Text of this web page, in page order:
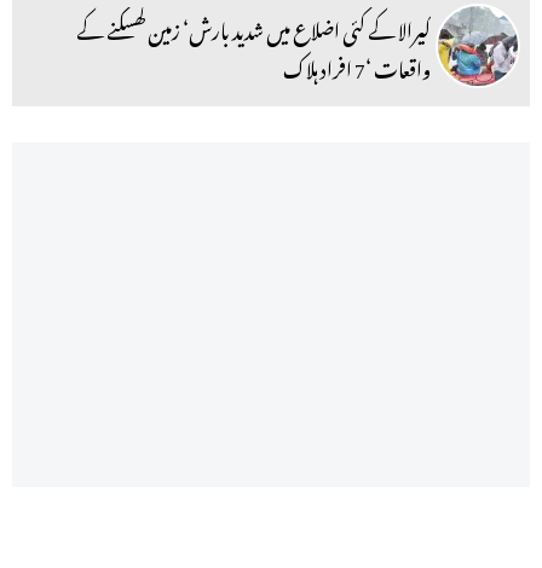
کیرالا کے کئی اضلاع میں شدید بارش‘ زمین کھسکنے کے
واقعات ‘7 افراد ہلاک